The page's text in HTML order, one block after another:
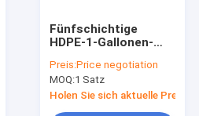
Fünfschichtige
HDPE-1-Gallonen-
Preis:Price negotiation
MOQ:1 Satz
Holen Sie sich aktuelle Preis